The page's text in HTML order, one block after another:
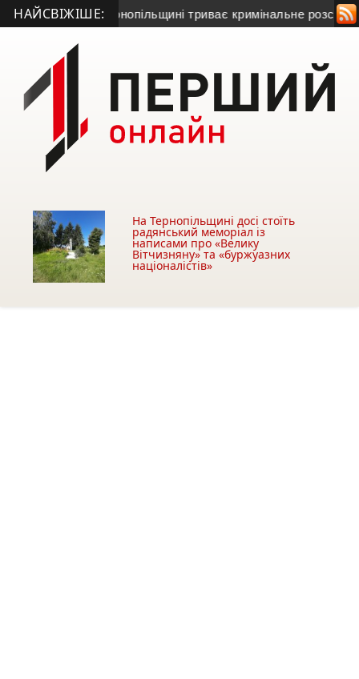
НАЙСВІЖІШЕ:
на Тернопільщині триває кримінальне розслідування
На Тернопільщині досі стоїть
радянський меморіал із
написами про «Велику
Вітчизняну» та «буржуазних
націоналістів»